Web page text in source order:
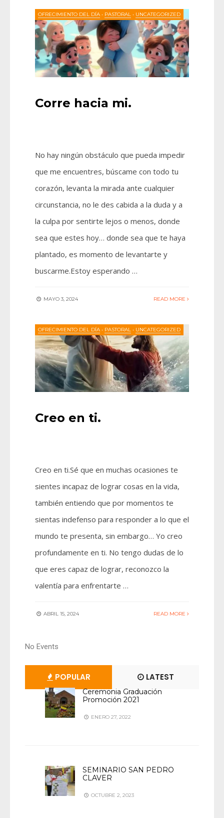
OFRECIMIENTO DEL DÍA • PASTORAL • UNCATEGORIZED
Corre hacia mi.
No hay ningún obstáculo que pueda impedir
que me encuentres, búscame con todo tu
corazón, levanta la mirada ante cualquier
circunstancia, no le des cabida a la duda y a
la culpa por sentirte lejos o menos, donde
sea que estes hoy… donde sea que te haya
plantado, es momento de levantarte y
buscarme.Estoy esperando …
MAYO 3, 2024 READ MORE
OFRECIMIENTO DEL DÍA • PASTORAL • UNCATEGORIZED
Creo en ti.
Creo en ti.Sé que en muchas ocasiones te
sientes incapaz de lograr cosas en la vida,
también entiendo que por momentos te
sientas indefenso para responder a lo que el
mundo te presenta, sin embargo… Yo creo
profundamente en ti. No tengo dudas de lo
que eres capaz de lograr, reconozco la
valentía para enfrentarte …
ABRIL 15, 2024 READ MORE
No Events
POPULAR LATEST
Ceremonia Graduación
Promoción 2021
ENERO 27, 2022
SEMINARIO SAN PEDRO
CLAVER
OCTUBRE 2, 2023